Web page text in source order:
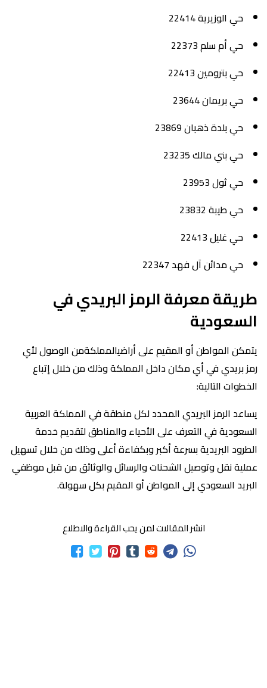
حي الوزيرية 22414
حي أم سلم 22373
حي بترومين 22413
حي بريمان 23644
حي بلدة ذهبان 23869
حي بني مالك 23235
حي ثول 23953
حي طيبة 23832
حي غليل 22413
حي مدائن آل فهد 22347
طريقة معرفة الرمز البريدي في
السعودية
يتمكن المواطن أو المقيم على أراضيالمملكةمن الوصول لأي
رمز بريدي في أي مكان داخل المملكة وذلك من خلال إتباع
الخطوات التالية:
يساعد الرمز البريدي المحدد لكل منطقة في المملكة العربية
السعودية في التعرف على الأحياء والمناطق لتقديم خدمة
الطرود البريدية بسرعة أكبر وبكفاءة أعلى وذلك من خلال تسهيل
عملية نقل وتوصيل الشحنات والرسائل والوثائق من قبل موظفي
البريد السعودي إلى المواطن أو المقيم بكل سهولة.
انشر المقالات لمن يحب القراءة والاطلاع